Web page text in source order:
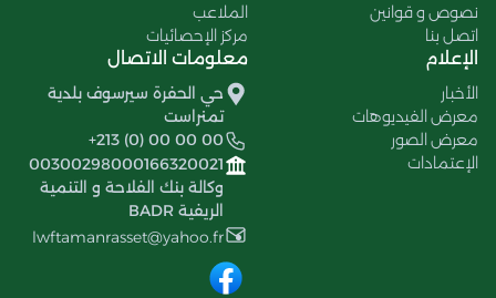
نصوص و قوانين
اتصل بنا
الملاعب
مركز الإحصائيات
الإعلام
الأخبار
معرض الفيديوهات
معرض الصور
الإعتمادات
معلومات الاتصال
حي الحفرة سيرسوف بلدية
تمنراست
+213 (0) 00 00 00
00300298000166320021
وكالة بنك الفلاحة و التنمية
الريفية BADR
lwftamanrasset@yahoo.fr